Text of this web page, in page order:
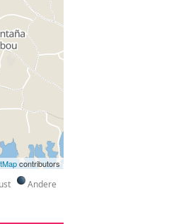
contributors
Andere